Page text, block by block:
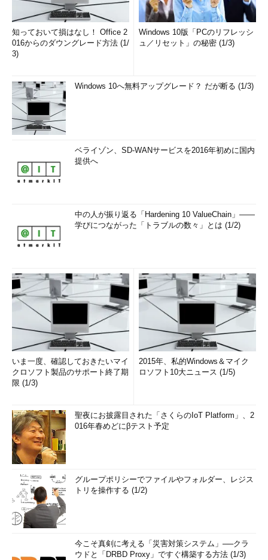
知っておいて損はなし！ Office 2
016からのダウングレード方法 (1/
3)
Windows 10版「PCのリフレッシ
ュ／リセット」の秘密 (1/3)
Windows 10へ無料アップグレード？ だが断る (1/3)
ベライゾン、SD-WANサービスを2016年初めに国内
提供へ
中の人が振り返る「Hardening 10 ValueChain」――
学びにつながった「トラブルの数々」とは (1/2)
いま一度、確認しておきたいマイ
クロソフト製品のサポート終了期
限 (1/3)
2015年、私的Windows＆マイク
ロソフト10大ニュース (1/5)
聖夜にお披露目された「さくらのIoT Platform」、2
016年春めどにβテスト予定
グループポリシーでファイルやフォルダー、レジス
トリを操作する (1/2)
今こそ真剣に考える「災害対策システム」──クラ
ウドと「DRBD Proxy」ですぐ構築する方法 (1/3)